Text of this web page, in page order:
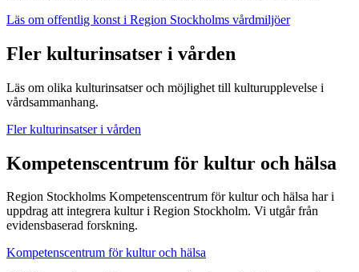
Läs om offentlig konst i Region Stockholms vårdmiljöer
Fler kulturinsatser i vården
Läs om olika kulturinsatser och möjlighet till kulturupplevelse i
vårdsammanhang.
Fler kulturinsatser i vården
Kompetenscentrum för kultur och hälsa
Region Stockholms Kompetenscentrum för kultur och hälsa har i
uppdrag att integrera kultur i Region Stockholm. Vi utgår från
evidensbaserad forskning.
Kompetenscentrum för kultur och hälsa